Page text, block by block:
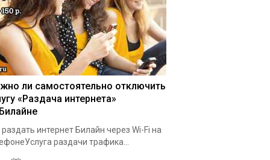
ли самостоятельно отключить
«Раздача интернета»
раздать интернет Билайн через Wi-Fi на
раздачи трафика...